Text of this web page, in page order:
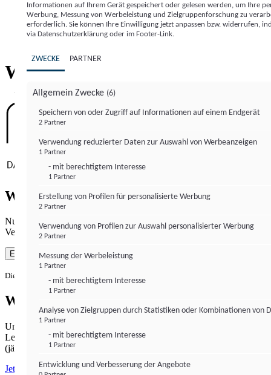
Institutional Money
ImpressumDatenschutzerklärung
Willkommen bei
Wie gewohnt mit Werbung lesen
Nutzen Sie institutional-money.com mit Ihrer Zustimmung zur
Verwendung von Cookies für Webanalyse und Werbemaßnahmen.
Einverstanden
Die Zustimmung ist jederzeit widerrufbar.
Werbefrei lesen
Unabhängiger Journalismus hat seinen Preis.
Lesen Sie institutional-money.com PUR für 33,99€ pro Monat
(jährliche Abrechnung).
Jetzt abonnieren
Informationen auf Ihrem Gerät gespeichert oder gelesen werden, um Ihre
Werbung, Messung von Werbeleistung und Zielgruppenforschung zu
erforderlich. Sie können Ihre Einwilligung jetzt anpassen bzw. widerrufen,
via Datenschutzerklärung oder im Footer-Link.
ZWECKE PARTNER
Allgemein Zwecke (6)
Speichern von oder Zugriff auf Informationen auf einem Endgerät
2 Partner
Verwendung reduzierter Daten zur Auswahl von Werbeanzeigen
1 Partner
- mit berechtigtem Interesse
1 Partner
Erstellung von Profilen für personalisierte Werbung
2 Partner
Verwendung von Profilen zur Auswahl personalisierter Werbung
2 Partner
Messung der Werbeleistung
1 Partner
- mit berechtigtem Interesse
1 Partner
Analyse von Zielgruppen durch Statistiken oder Kombinationen von
1 Partner
- mit berechtigtem Interesse
1 Partner
Entwicklung und Verbesserung der Angebote